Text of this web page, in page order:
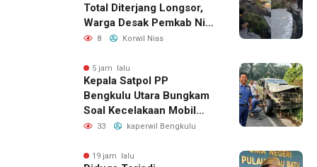
Total Diterjang Longsor,
Warga Desak Pemkab Nias
Selatan Bergerak Cepat
8 Korwil Nias
5 jam lalu
Kepala Satpol PP
Bengkulu Utara Bungkam
Soal Kecelakaan Mobil
Dinas yang Dikemudikan
33 kaperwil Bengkulu
19 jam lalu